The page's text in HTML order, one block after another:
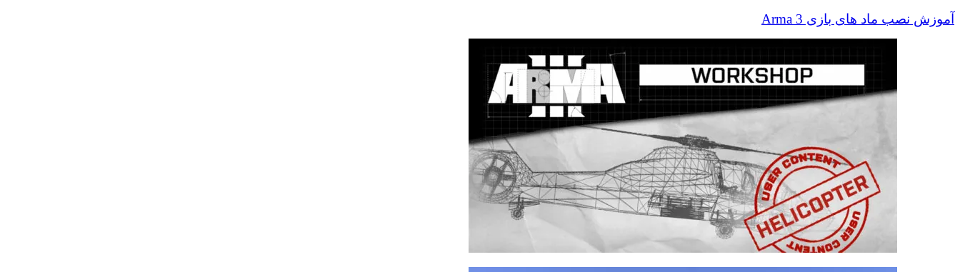
آموزش نصب ماد های بازی Arma 3